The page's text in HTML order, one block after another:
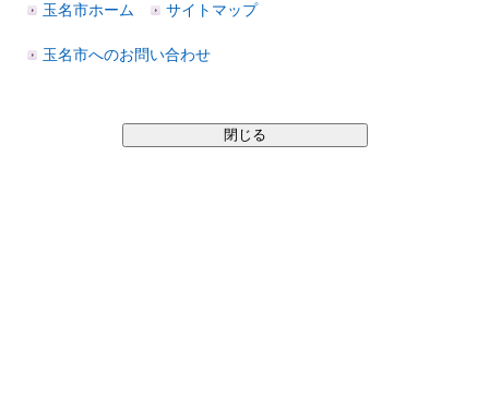
玉名市ホーム サイトマップ
玉名市へのお問い合わせ